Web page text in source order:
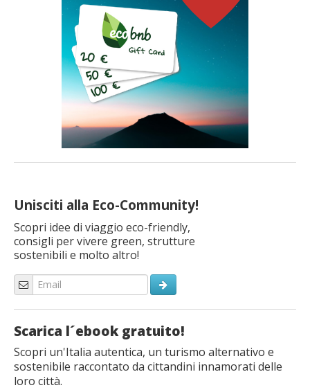
Unisciti alla Eco-Community!
Scopri idee di viaggio eco-friendly,
consigli per vivere green, strutture
sostenibili e molto altro!
Scarica l´ebook gratuito!
Scopri un'Italia autentica, un turismo alternativo e
sostenibile raccontato da cittandini innamorati delle
loro città.